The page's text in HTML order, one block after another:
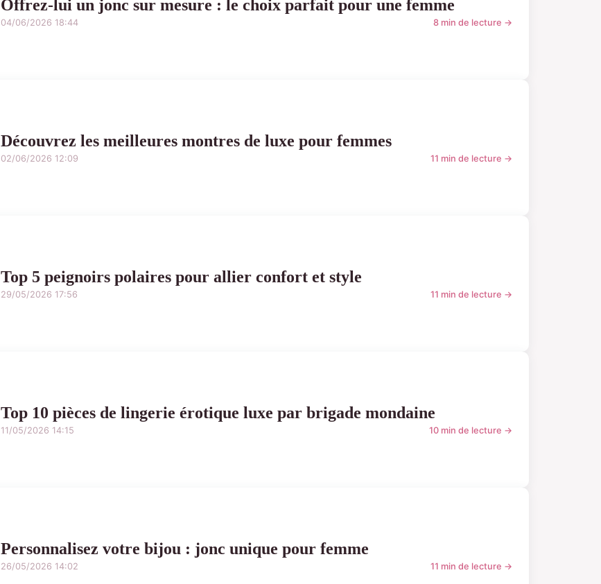
Offrez-lui un jonc sur mesure : le choix parfait pour une femme
04/06/2026 18:44 8 min de lecture →
Découvrez les meilleures montres de luxe pour femmes
02/06/2026 12:09 11 min de lecture →
Top 5 peignoirs polaires pour allier confort et style
29/05/2026 17:56 11 min de lecture →
Top 10 pièces de lingerie érotique luxe par brigade mondaine
11/05/2026 14:15 10 min de lecture →
Personnalisez votre bijou : jonc unique pour femme
26/05/2026 14:02 11 min de lecture →